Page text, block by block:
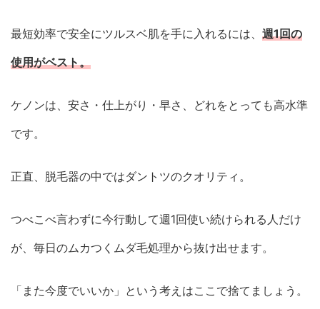
最短効率で安全にツルスベ肌を手に入れるには、 週1回の
使用がベスト。
ケノンは、安さ・仕上がり・早さ、どれをとっても高水準
です。
正直、脱毛器の中ではダントツのクオリティ。
つべこべ言わずに今行動して週1回使い続けられる人だけ
が、毎日のムカつくムダ毛処理から抜け出せます。
「また今度でいいか」という考えはここで捨てましょう。